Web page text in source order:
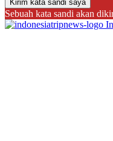
Sebuah kata sandi akan